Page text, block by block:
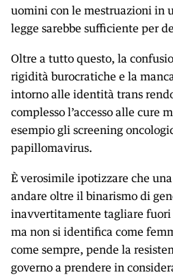
uomini con le mestruazioni in
legge sarebbe sufficiente per
Oltre a tutto questo, la
rigidità burocratiche e la
intorno alle identità trans
complesso l’accesso alle cure
esempio gli screening
papillomavirus.
È verosimile ipotizzare che
andare oltre il binarismo di
inavvertitamente tagliare
ma non si identifica come
come sempre, pende la
governo a prendere in